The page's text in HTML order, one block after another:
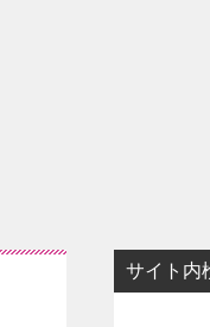
サイト内